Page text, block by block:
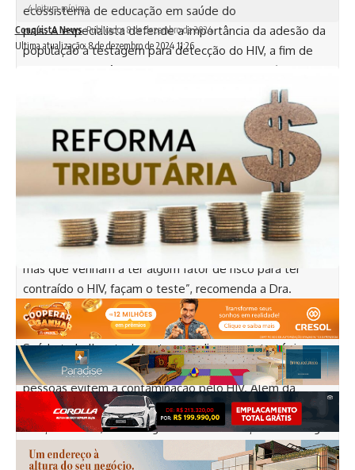
ecossistema de educação em saúde do
país. A especialista defende a importância da adesão da
população à testagem para detecção do HIV, a fim de
garantir o diagnóstico precoce e evitar que o vírus se
manifeste de forma mais grave, com evolução para a
Aids. O teste é oferecido gratuitamente nas Unidades
Centrais e Básicas de Saúde e o resultado sai em cerca
de 30 minutos. “O teste de HIV é recomendado como
rotina, não é necessário que a pessoa esteja doente ou
que esteja grávida. A gente recomenda sempre que, a
partir do momento que a pessoa tenha uma exposição
que pode ser de risco, após o início da sua vida sexual, ou
até mesmo pessoas que não têm uma vida sexual ativa,
mas que venham a ter algum fator de risco para ter
contraído o HIV, façam o teste”, recomenda a Dra.
Vanessa Teixeira. Prevenção Em se tratando de
prevenção, a médica esclarece, ainda, que o Ministério da
Saúde trabalha atualmente com diversas estratégias
combinadas, oferecendo mais alternativas para que as
pessoas evitem a contaminação pelo HIV. Além da
recomendação do uso do preservativo em qualquer
relação sexual, da testagem e da distribuição de seringas
estéreis para usuários de drogas venosas, mais
Ultima atualização: 8 de dezembro de 2024 11:26
Conquista News Publicados 8 de dezembro de 2024
4 leitura mínima